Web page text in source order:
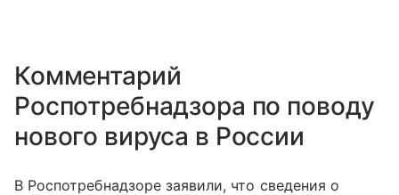
Комментарий
Роспотребнадзора по поводу
нового вируса в России
В Роспотребнадзоре заявили, что сведения о